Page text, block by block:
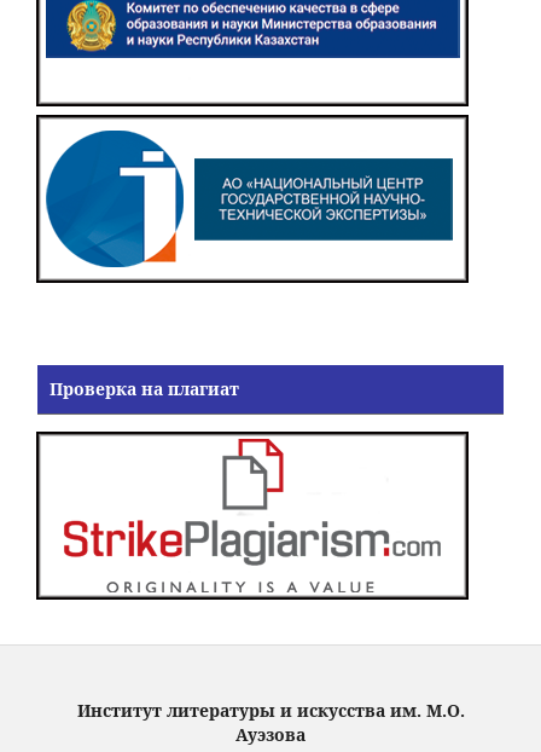
Проверка на плагиат
Институт литературы и искусства им. М.О.
Ауэзова